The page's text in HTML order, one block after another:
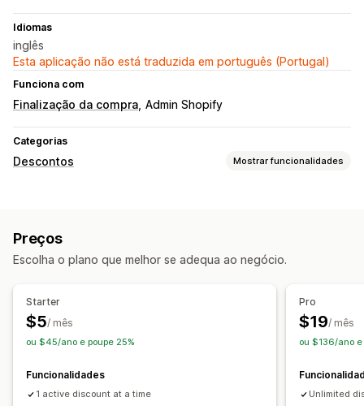
Idiomas
inglês
Esta aplicação não está traduzida em português (Portugal)
Funciona com
Finalização da compra Admin Shopify
Categorias
Descontos Mostrar funcionalidades
Descontos fixos
Descontos no carrinho
Descontos personalizados
Gestão de descontos
Automatizações
Preços
Escolha o plano que melhor se adequa ao negócio.
Starter
$5/ mês
ou $45/ano e poupe 25%
Funcionalidades
1 active discount at a time
Pro
$19/ mês
ou $136/ano
Unlimited